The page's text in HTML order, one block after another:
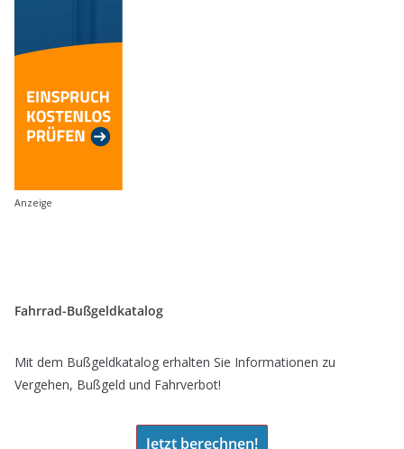
Anzeige
Fahrrad-Bußgeldkatalog
Mit dem Bußgeldkatalog erhalten Sie Informationen zu
Vergehen, Bußgeld und Fahrverbot!
Jetzt berechnen!